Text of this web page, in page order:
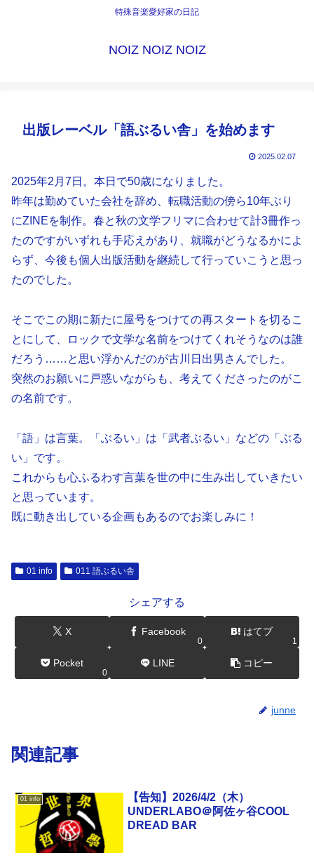
特殊音楽愛好家の日記
NOIZ NOIZ NOIZ
出版レーベル「語ぶるい舎」を始めます
2025.02.07
2025年2月7日。本日で50歳になりました。
昨年は勤めていた会社を辞め、転職活動の傍ら10年ぶり
にZINEを制作。春と秋の文学フリマに合わせて計3冊作っ
たのですがいずれも手応えがあり、就職がどうなるかによ
らず、今後も個人出版活動を継続して行っていこうと思っ
たのでした。
そこでこの期に新たに屋号をつけての再スタートを切るこ
とにして、ロックで文学な名前をつけてくれそうなのは誰
だろう……と思い浮かんだのが古川日出男さんでした。
突然のお願いに戸惑いながらも、考えてくださったのがこ
の名前です。
「語」は言葉。「ぶるい」は「武者ぶるい」などの「ぶる
い」です。
これからも心ふるわす言葉を世の中に生み出していきたい
と思っています。
既に動き出している企画もあるのでお楽しみに！
01 info 011 語ぶるい舎
シェアする
X Facebook
0
はてブ
1
Pocket
0
LINE コピー
junne
関連記事
01 info
【告知】2026/4/2（木）
UNDERLABO＠阿佐ヶ谷COOL
DREAD BAR